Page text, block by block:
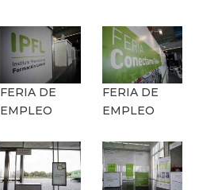
FERIA DE
EMPLEO
FERIA DE
EMPLEO